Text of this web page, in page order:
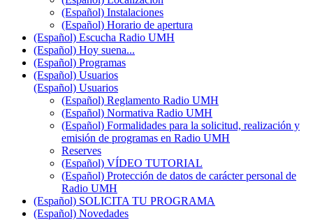
(Español) Instalaciones
(Español) Horario de apertura
(Español) Escucha Radio UMH
(Español) Hoy suena...
(Español) Programas
(Español) Usuarios
(Español) Usuarios
(Español) Reglamento Radio UMH
(Español) Normativa Radio UMH
(Español) Formalidades para la solicitud, realización y
emisión de programas en Radio UMH
Reserves
(Español) VÍDEO TUTORIAL
(Español) Protección de datos de carácter personal de
Radio UMH
(Español) SOLICITA TU PROGRAMA
(Español) Novedades